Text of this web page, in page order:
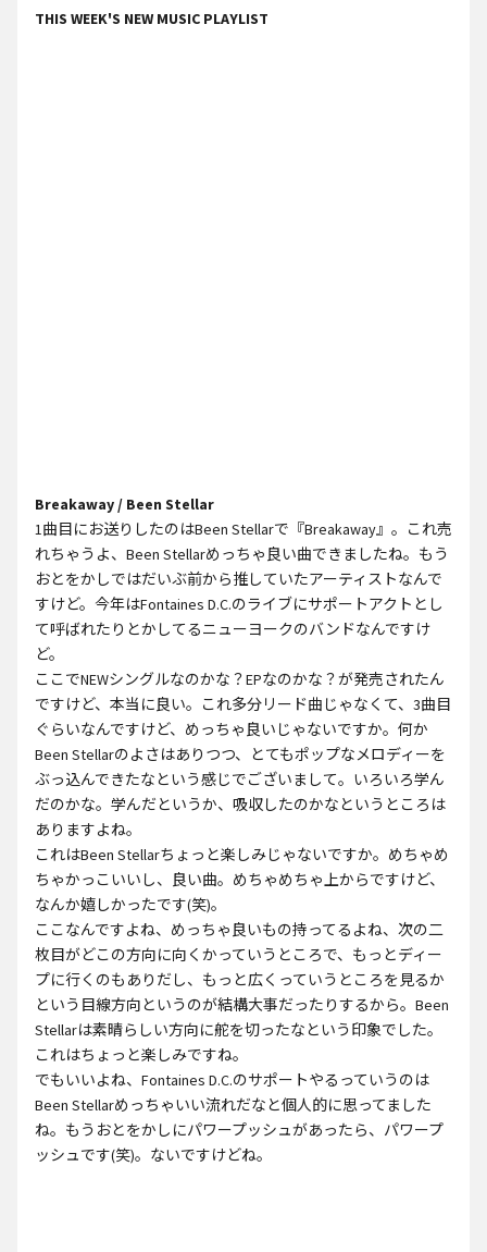
THIS WEEK'S NEW MUSIC PLAYLIST
Breakaway / Been Stellar
1曲目にお送りしたのはBeen Stellarで『Breakaway』。これ売
れちゃうよ、Been Stellarめっちゃ良い曲できましたね。もう
おとをかしではだいぶ前から推していたアーティストなんで
すけど。今年はFontaines D.C.のライブにサポートアクトとし
て呼ばれたりとかしてるニューヨークのバンドなんですけ
ど。
ここでNEWシングルなのかな？EPなのかな？が発売されたん
ですけど、本当に良い。これ多分リード曲じゃなくて、3曲目
ぐらいなんですけど、めっちゃ良いじゃないですか。何か
Been Stellarのよさはありつつ、とてもポップなメロディーを
ぶっ込んできたなという感じでございまして。いろいろ学ん
だのかな。学んだというか、吸収したのかなというところは
ありますよね。
これはBeen Stellarちょっと楽しみじゃないですか。めちゃめ
ちゃかっこいいし、良い曲。めちゃめちゃ上からですけど、
なんか嬉しかったです(笑)。
ここなんですよね、めっちゃ良いもの持ってるよね、次の二
枚目がどこの方向に向くかっていうところで、もっとディー
プに行くのもありだし、もっと広くっていうところを見るか
という目線方向というのが結構大事だったりするから。Been
Stellarは素晴らしい方向に舵を切ったなという印象でした。
これはちょっと楽しみですね。
でもいいよね、Fontaines D.C.のサポートやるっていうのは
Been Stellarめっちゃいい流れだなと個人的に思ってました
ね。もうおとをかしにパワープッシュがあったら、パワープ
ッシュです(笑)。ないですけどね。